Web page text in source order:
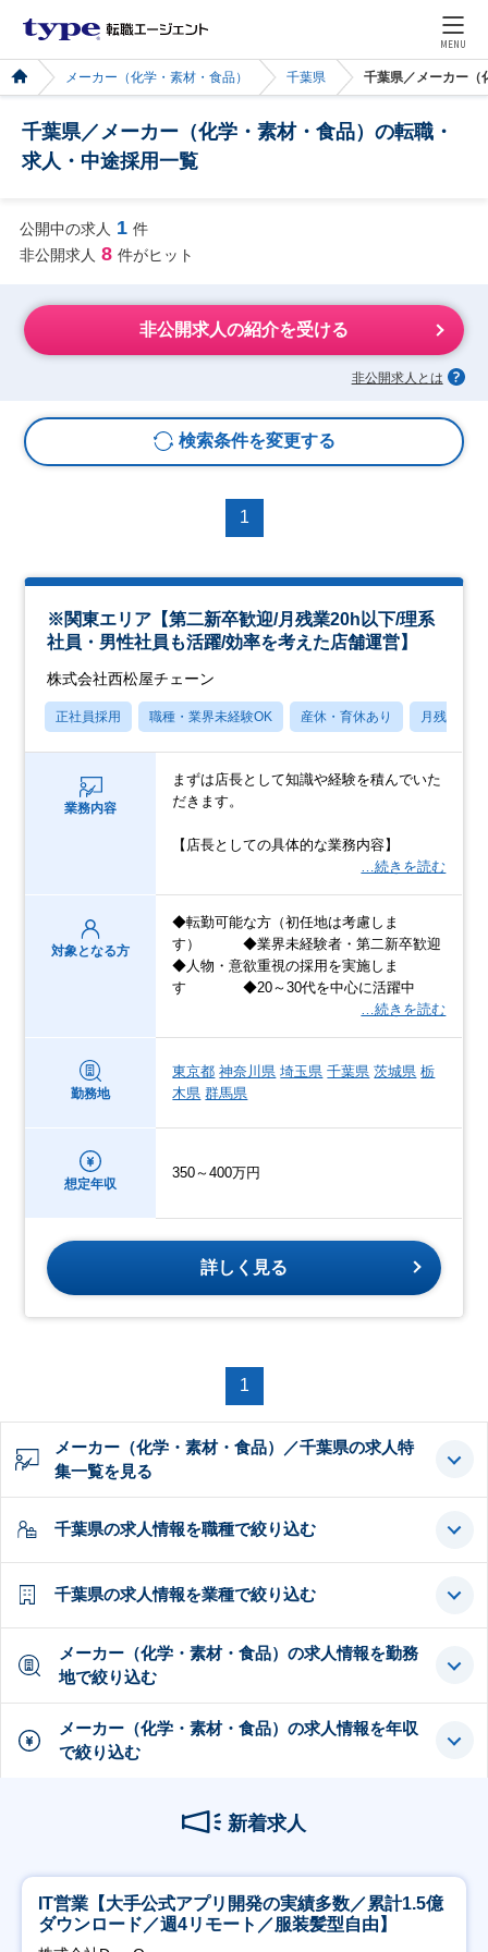
MENU
メーカー（化学・素材・食品） 千葉県 千葉県／メーカー（
千葉県／メーカー（化学・素材・食品）の転職・
求人・中途採用一覧
公開中の求人 1 件
非公開求人 8 件がヒット
非公開求人の紹介を受ける
非公開求人とは
検索条件を変更する
1
※関東エリア【第二新卒歓迎/月残業20h以下/理系
社員・男性社員も活躍/効率を考えた店舗運営】
株式会社西松屋チェーン
正社員採用 職種・業界未経験OK 産休・育休あり 月残業20
業務内容
まずは店長として知識や経験を積んでいた
だきます。
【店長としての具体的な業務内容】
…続きを読む
対象となる方
◆転勤可能な方（初任地は考慮しま
す） ◆業界未経験者・第二新卒歓迎
◆人物・意欲重視の採用を実施しま
す ◆20～30代を中心に活躍中
…続きを読む
勤務地
東京都 神奈川県 埼玉県 千葉県 茨城県 栃
木県 群馬県
想定年収
350～400万円
詳しく見る
1
メーカー（化学・素材・食品）／千葉県の求人特
集一覧を見る
千葉県の求人情報を職種で絞り込む
千葉県の求人情報を業種で絞り込む
メーカー（化学・素材・食品）の求人情報を勤務
地で絞り込む
メーカー（化学・素材・食品）の求人情報を年収
で絞り込む
新着求人
IT営業【大手公式アプリ開発の実績多数／累計1.5億
ダウンロード／週4リモート／服装髪型自由】